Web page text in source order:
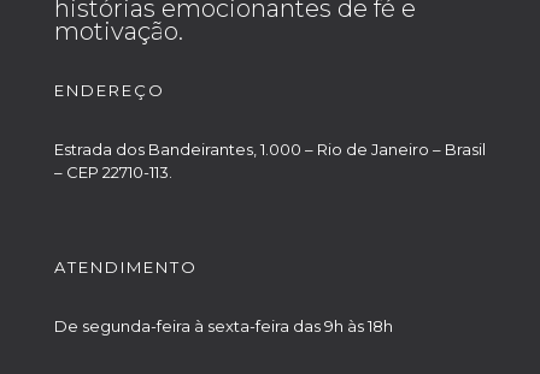
histórias emocionantes de fé e
motivação.
ENDEREÇO
Estrada dos Bandeirantes, 1.000 – Rio de Janeiro – Brasil
– CEP 22710-113.
ATENDIMENTO
De segunda-feira à sexta-feira das 9h às 18h